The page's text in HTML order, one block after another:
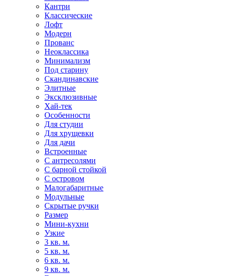
Кантри
Классические
Лофт
Модерн
Прованс
Неоклассика
Минимализм
Под старину
Скандинавские
Элитные
Эксклюзивные
Хай-тек
Особенности
Для студии
Для хрущевки
Для дачи
Встроенные
С антресолями
С барной стойкой
С островом
Малогабаритные
Модульные
Скрытые ручки
Размер
Мини-кухни
Узкие
3 кв. м.
5 кв. м.
6 кв. м.
9 кв. м.